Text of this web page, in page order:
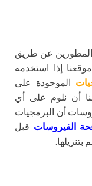
عن طريق
إذا استخدمه
الموجودة على
أن نلوم على أي
أن البرمجيات
الفيروسات قبل